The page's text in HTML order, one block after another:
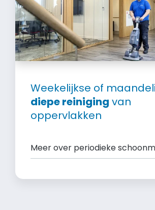
Weekelijkse of
diepe reiniging van
oppervlakken
Meer over periodieke